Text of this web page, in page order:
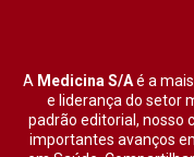
A Medicina S/Aé a
e liderança do setor
padrão editorial, nosso
importantes avanços